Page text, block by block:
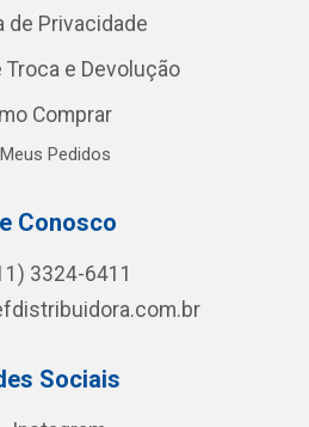
de Privacidade
Troca e Devolução
Comprar
Meus Pedidos
Conosco
3324-6411
Sociais